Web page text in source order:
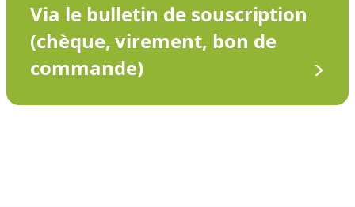
Via le bulletin de souscription
(chèque, virement, bon de
commande)